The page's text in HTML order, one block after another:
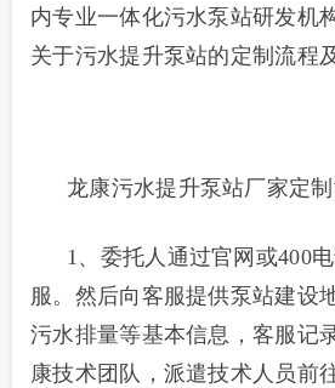
内专业一体化污水泵站研发机
关于污水提升泵站的定制流程
龙康污水提升泵站厂家定
1、委托人通过官网或400
服。然后向客服提供泵站建设
污水排量等基本信息，客服记
康技术团队，派遣技术人员前